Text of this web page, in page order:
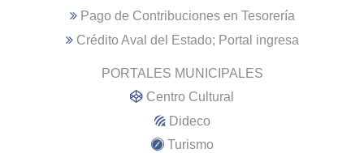
Pago de Contribuciones en Tesorería
Crédito Aval del Estado; Portal ingresa
PORTALES MUNICIPALES
Centro Cultural
Dideco
Turismo